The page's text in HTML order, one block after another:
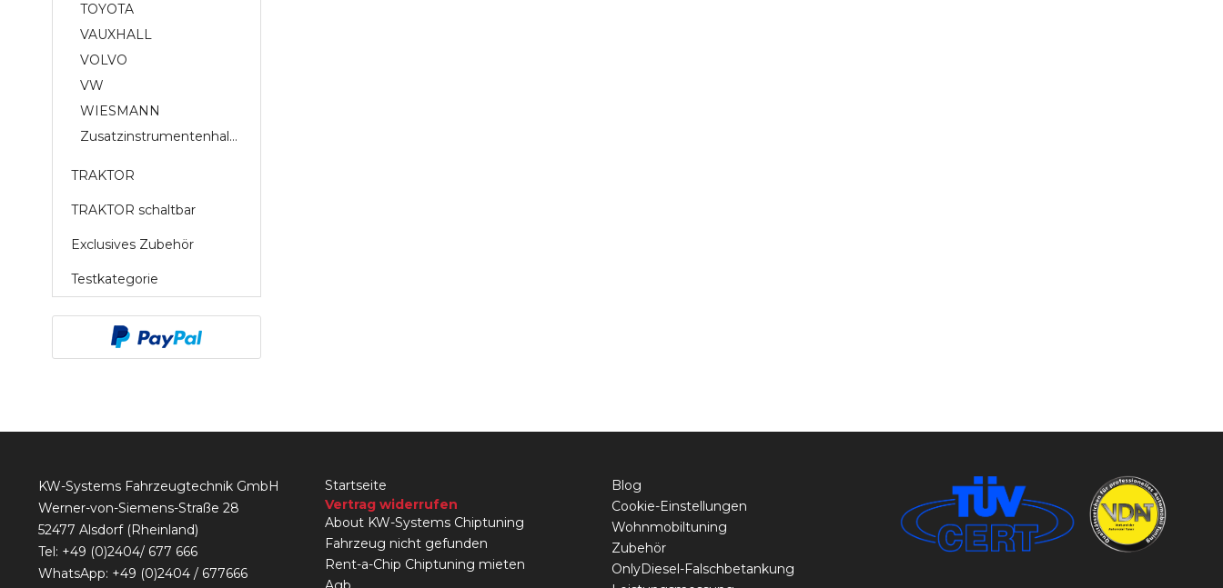
TOYOTA
VAUXHALL
VOLVO
VW
WIESMANN
Zusatzinstrumentenhalterung
TRAKTOR
TRAKTOR schaltbar
Exclusives Zubehör
Testkategorie
KW-Systems Fahrzeugtechnik GmbH
Werner-von-Siemens-Straße 28
52477 Alsdorf (Rheinland)
Tel: +49 (0)2404/ 677 666
WhatsApp: +49 (0)2404 / 677666
Startseite
Vertrag widerrufen
About KW-Systems Chiptuning
Fahrzeug nicht gefunden
Rent-a-Chip Chiptuning mieten
Blog
Cookie-Einstellungen
Wohnmobiltuning
Zubehör
OnlyDiesel-Falschbetankung